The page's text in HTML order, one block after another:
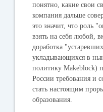
понятно, какие свои
компания дальше
это значит, что роль
взять на себя любой,
доработка
укладывающихся в
политику Makeblock)
России требования и
стать настоящим
образования.